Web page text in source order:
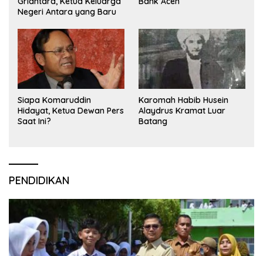
Negeri Antara yang Baru
Siapa Komaruddin
Hidayat, Ketua Dewan Pers
Saat Ini?
Karomah Habib Husein
Alaydrus Kramat Luar
Batang
PENDIDIKAN